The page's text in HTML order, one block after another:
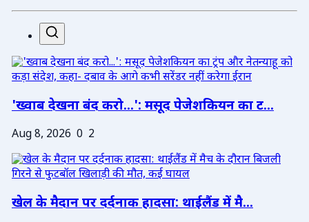
'ख्वाब देखना बंद करो...': मसूद पेजेशकियन का ट...
Aug 8, 2026 0 2
खेल के मैदान पर दर्दनाक हादसा: थाईलैंड में मै...